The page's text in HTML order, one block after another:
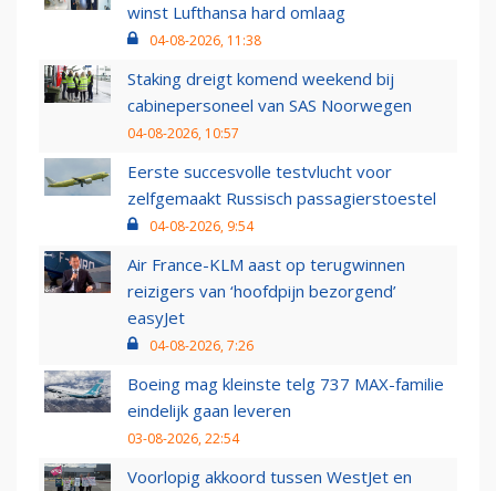
winst Lufthansa hard omlaag
04-08-2026, 11:38
Staking dreigt komend weekend bij
cabinepersoneel van SAS Noorwegen
04-08-2026, 10:57
Eerste succesvolle testvlucht voor
zelfgemaakt Russisch passagierstoestel
04-08-2026, 9:54
Air France-KLM aast op terugwinnen
reizigers van ‘hoofdpijn bezorgend’
easyJet
04-08-2026, 7:26
Boeing mag kleinste telg 737 MAX-familie
eindelijk gaan leveren
03-08-2026, 22:54
Voorlopig akkoord tussen WestJet en